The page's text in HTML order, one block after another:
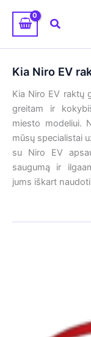
turinio
Paieška
Kia Niro EV
Kia Niro EV raktų
greitam ir
miesto modeliui.
mūsų specialistai
su Niro EV
saugumą ir
jums iškart